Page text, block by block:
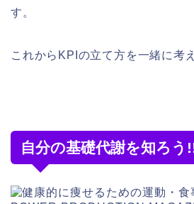
す。
これからKPIの立て方を一緒に考
自分の基礎代謝を知ろう